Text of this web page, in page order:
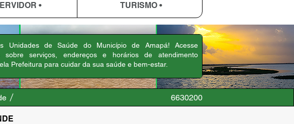
• TURISMO •
Unidades de Saúde do Município de Amapá! Acesse
sobre serviços, endereços e horários de atendimento
Prefeitura para cuidar da sua saúde e bem-estar.
6630200